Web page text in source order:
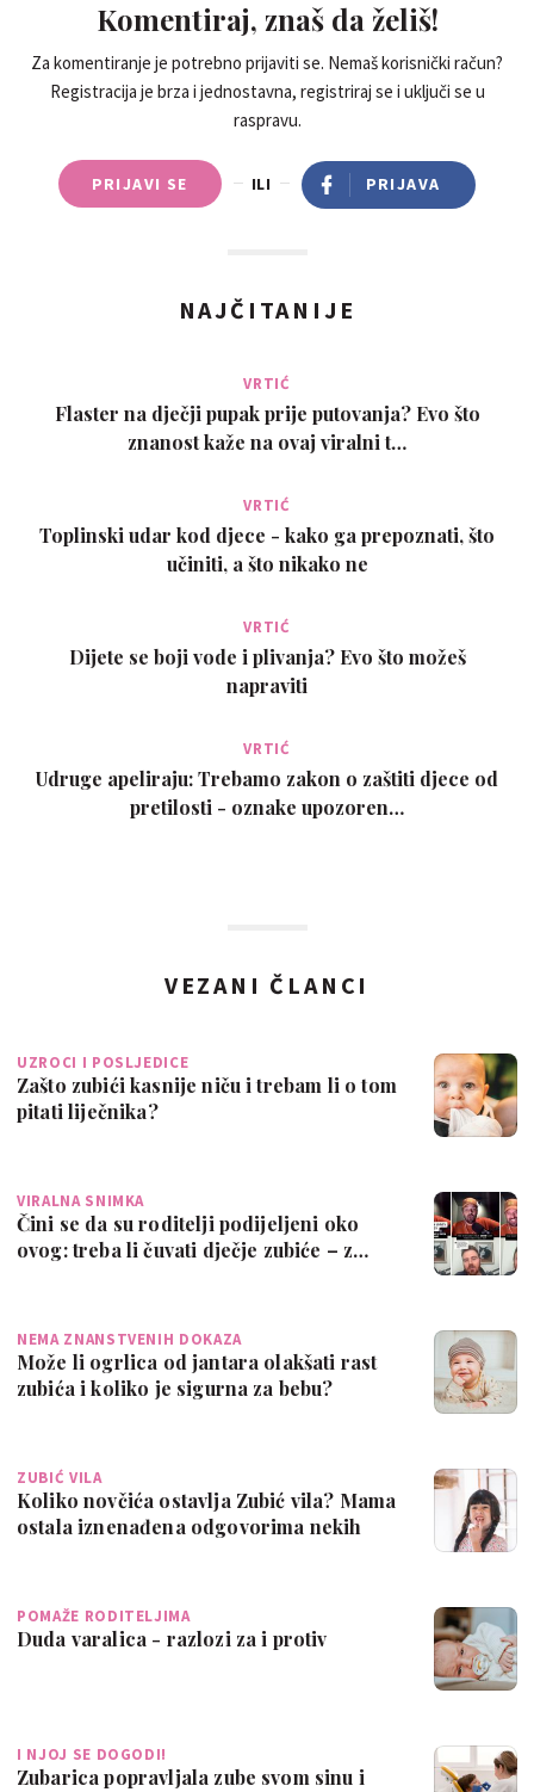
Komentiraj, znaš da želiš!
Za komentiranje je potrebno prijaviti se. Nemaš korisnički račun?
Registracija je brza i jednostavna, registriraj se i uključi se u
raspravu.
PRIJAVI SE ILI PRIJAVA
NAJČITANIJE
VRTIĆ
Flaster na dječji pupak prije putovanja? Evo što
znanost kaže na ovaj viralni t…
VRTIĆ
Toplinski udar kod djece - kako ga prepoznati, što
učiniti, a što nikako ne
VRTIĆ
Dijete se boji vode i plivanja? Evo što možeš
napraviti
VRTIĆ
Udruge apeliraju: Trebamo zakon o zaštiti djece od
pretilosti - oznake upozoren…
VEZANI ČLANCI
UZROCI I POSLJEDICE
Zašto zubići kasnije niču i trebam li o tom
pitati liječnika?
VIRALNA SNIMKA
Čini se da su roditelji podijeljeni oko
ovog: treba li čuvati dječje zubiće – z…
NEMA ZNANSTVENIH DOKAZA
Može li ogrlica od jantara olakšati rast
zubića i koliko je sigurna za bebu?
ZUBIĆ VILA
Koliko novčića ostavlja Zubić vila? Mama
ostala iznenađena odgovorima nekih
POMAŽE RODITELJIMA
Duda varalica - razlozi za i protiv
I NJOJ SE DOGODI!
Zubarica popravljala zube svom sinu i